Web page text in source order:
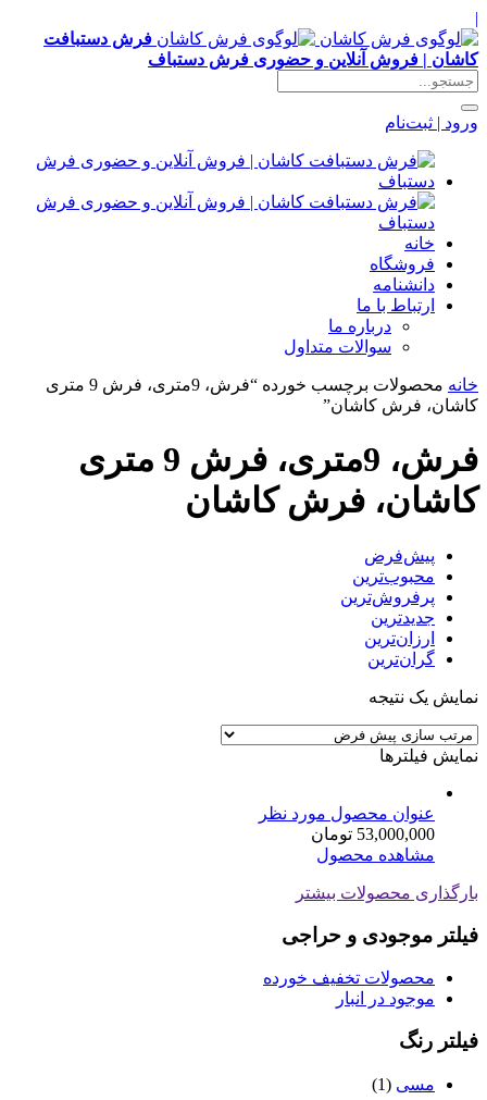
|
فرش دستبافت
کاشان | فروش آنلاین و حضوری فرش دستباف
ورود | ثبت‌نام
خانه
فروشگاه
دانشنامه
ارتباط با ما
درباره ما
سوالات متداول
خانه
محصولات برچسب خورده “فرش، 9متری، فرش 9 متری
کاشان، فرش کاشان”
فرش، 9متری، فرش 9 متری
کاشان، فرش کاشان
پیش‌فرض
محبوب‌ترین
پرفروش‌ترین
جدیدترین
ارزان‌ترین
گران‌ترین
نمایش یک نتیجه
نمایش فیلترها
عنوان محصول مورد نظر
53,000,000 تومان
مشاهده محصول
بارگذاری محصولات بیشتر
فیلتر موجودی و حراجی
محصولات تخفیف خورده
موجود در انبار
فیلتر رنگ
مسی (1)